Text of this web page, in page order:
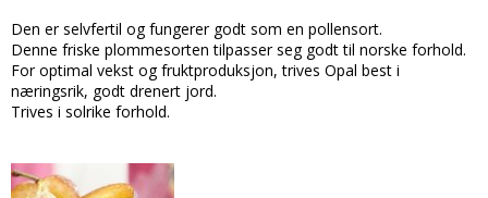
Den er selvfertil og fungerer godt som en pollensort.
Denne friske plommesorten tilpasser seg godt til norske forhold.
For optimal vekst og fruktproduksjon, trives Opal best i
næringsrik, godt drenert jord.
Trives i solrike forhold.